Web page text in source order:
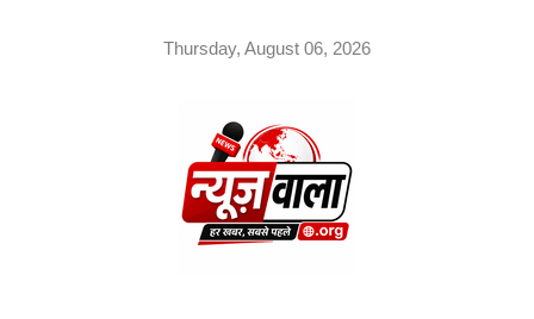
Thursday, August 06, 2026